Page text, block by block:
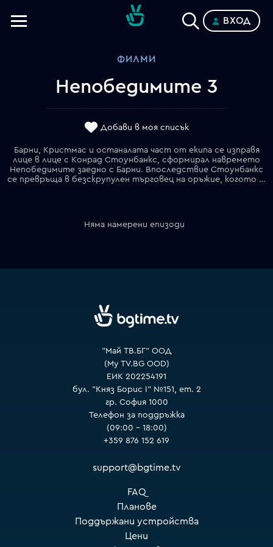
ВХОД
ФИЛМИ
Непобедимите 3
Добави в моя списък
Барни, Кристмас и останалата част от екипа се изправя
лице в лице с Конрад Стоунбанкс, сформирал навремето
Непобедимите заедно с Барни. Впоследствие Стоунбанкс
се превръща в безскрупулен търговец на оръжие, когото Барни е бил принуден да убие... или поне така си е мислел. Веднъж вече успял да избегне смъртта, сега Стоунбанкс има една основна мисия – да унищожи Непобедимите. Барни обаче има други планове и решава, че единственият начин да се пребори с опитния враг е да влее свежа кръв в екипа, привличайки нови бойци – по-млади, по-бързи и технически по-грамотни. Последната им мисия се превръща в сблъсък на класическия стил на "старата школа" с високотехнологичните познания на младостта. Това е най-личната битка на Непобедимите.
Няма намерени епизоди
"Май ТВ.БГ" ООД
(My TV.BG OOD)
ЕИК 202254191
бул. "Княз Борис I" №151, ет. 2
гр. София 1000
Телефон за поддръжка
(09:00 – 18:00)
+359 876 152 619
support@bgtime.tv
FAQ
Планове
Поддържани устройства
Цени